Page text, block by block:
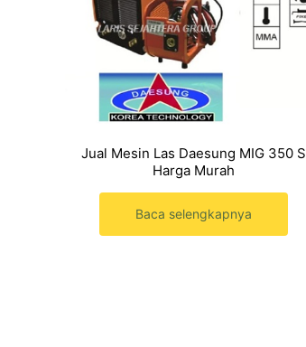
Jual Mesin Las Daesung MIG 350 S
Harga Murah
Baca selengkapnya